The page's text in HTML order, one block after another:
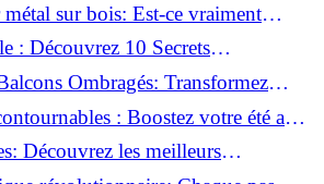
sur bois: Est-ce vraiment
: Découvrez 10 Secrets
pour un Bien-être Optimal!
Ombragés: Transformez
en Oasis Verte!: Boostez votre été avec
Découvrez les meilleurs